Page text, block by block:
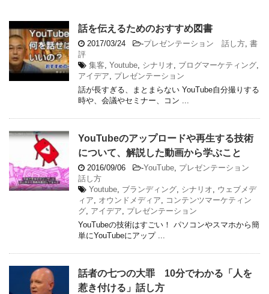
話を伝えるためのおすすめ図書
2017/03/24 -プレゼンテーション 話し方, 書
評
集客, Youtube, シナリオ, ブログマーケティング,
アイデア, プレゼンテーション
話が長すぎる、まとまらない YouTube自分撮りする
時や、会議やセミナー、コン ...
YouTubeのアップロードや再生する技術
について、解説した動画から学ぶこと
2016/09/06 -YouTube, プレゼンテーション
話し方
Youtube, ブランディング, シナリオ, ウェブメデ
ィア, オウンドメディア, コンテンツマーケティン
グ, アイデア, プレゼンテーション
YouTubeの技術はすごい！ パソコンやスマホから簡
単にYouTubeにアップ ...
話者の七つの大罪 10分でわかる「人を
惹き付ける」話し方